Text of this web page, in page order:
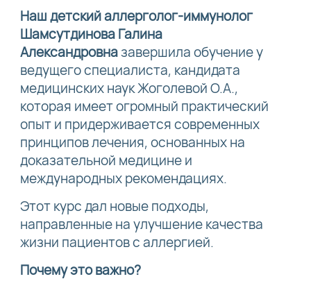
Наш детский аллерголог-иммунолог
Шамсутдинова Галина
Александровназавершила обучение у
ведущего специалиста, кандидата
медицинских наук Жоголевой О.А.,
которая имеет огромный практический
опыт и придерживается современных
принципов лечения, основанных на
доказательной медицине и
международных рекомендациях.
Этот курс дал новые подходы,
направленные на улучшение качества
жизни пациентов с аллергией.
Почему это важно?